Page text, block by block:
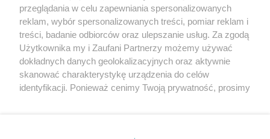
Nie zapomnij
zapoznać się z:
polityką prywatności regulamin korzystania z portali
Twojemiasto
Piekary Śląskie
Chorzów
Tarnowskie Góry
Skontakuj sięz nami
Kontakt
Wydawca
Redakcja
przeglądania w celu zapewniania spersonalizowanych
reklam, wybór spersonalizowanych treści, pomiar reklam i
treści, badanie odbiorców oraz ulepszanie usług. Za zgodą
Użytkownika my i Zaufani Partnerzy możemy używać
dokładnych danych geolokalizacyjnych oraz aktywnie
skanować charakterystykę urządzenia do celów
identyfikacji. Ponieważ cenimy Twoją prywatność, prosimy